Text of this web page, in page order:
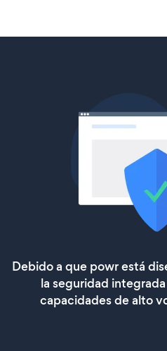
Debido a que powr está
la seguridad
capacidades de alto